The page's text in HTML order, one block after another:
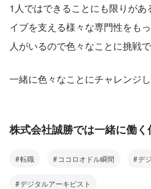
1人ではできることにも限りが
イブを支える様々な専門性をも
人がいるので色々なことに挑戦
一緒に色々なことにチャレンジ
株式会社誠勝では一緒に働
転職 ココロオドル瞬間 デ
デジタルアーキビスト